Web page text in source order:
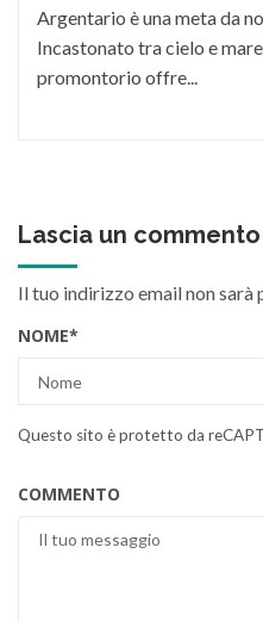
Argentario è una meta da
Incastonato tra cielo e
promontorio offre...
Lascia un commento
Il tuo indirizzo email non sarà
NOME*
Questo sito è protetto da
COMMENTO